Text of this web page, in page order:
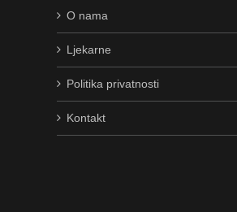
O nama
Ljekarne
Politika privatnosti
Kontakt